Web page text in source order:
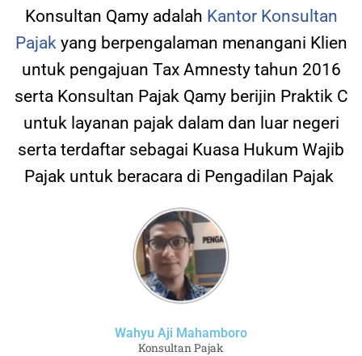
Konsultan Qamy adalah Kantor Konsultan
Pajak yang berpengalaman menangani Klien
untuk pengajuan Tax Amnesty tahun 2016
serta Konsultan Pajak Qamy berijin Praktik C
untuk layanan pajak dalam dan luar negeri
serta terdaftar sebagai Kuasa Hukum Wajib
Pajak untuk beracara di Pengadilan Pajak
Wahyu Aji Mahamboro
Konsultan Pajak